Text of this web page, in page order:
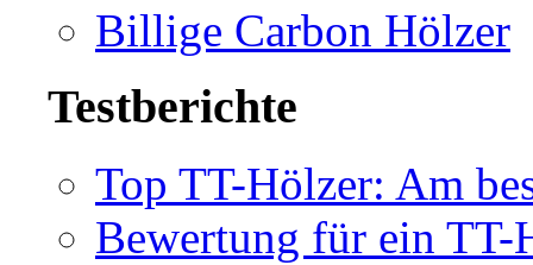
Billige Carbon Hölzer
Testberichte
Top TT-Hölzer: Am
Bewertung für ein TT-